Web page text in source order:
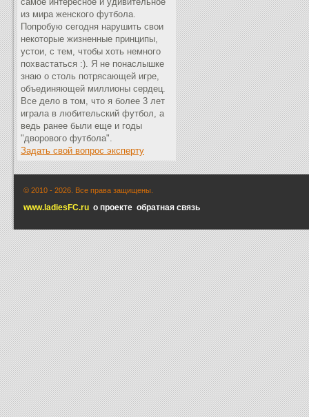
из мира женского футбола.
Попробую сегодня нарушить свои
некоторые жизненные принципы,
устои, с тем, чтобы хоть немного
похвастаться :). Я не понаслышке
знаю о столь потрясающей игре,
объединяющей миллионы сердец.
Все дело в том, что я более 3 лет
играла в любительский футбол, а
ведь ранее были еще и годы
"дворового футбола".
Задать свой вопрос эксперту
© 2010 - 2026. Все права защищены.
www.ladiesFC.ru о проекте обратная связь